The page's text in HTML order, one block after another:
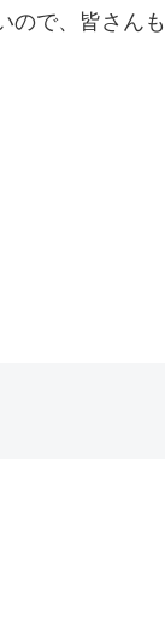
ので、皆さんも